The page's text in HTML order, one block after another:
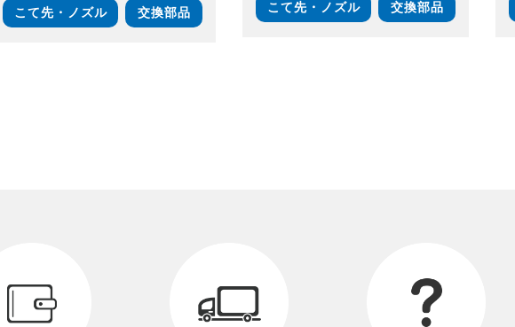
こて先・ノズル 交換部品 こて先・ノズル 交換部品